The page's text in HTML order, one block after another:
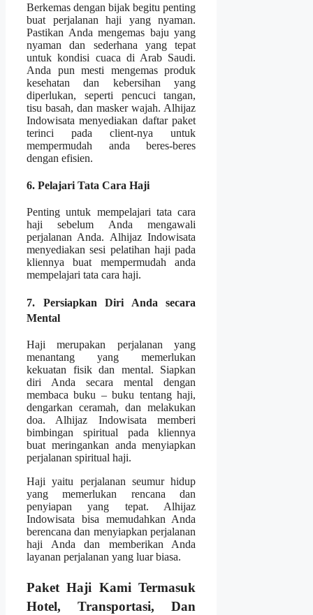
Berkemas dengan bijak begitu penting
buat perjalanan haji yang nyaman.
Pastikan Anda mengemas baju yang
nyaman dan sederhana yang tepat
untuk kondisi cuaca di Arab Saudi.
Anda pun mesti mengemas produk
kesehatan dan kebersihan yang
diperlukan, seperti pencuci tangan,
tisu basah, dan masker wajah. Alhijaz
Indowisata menyediakan daftar paket
terinci pada client-nya untuk
mempermudah anda beres-beres
dengan efisien.
6. Pelajari Tata Cara Haji
Penting untuk mempelajari tata cara
haji sebelum Anda mengawali
perjalanan Anda. Alhijaz Indowisata
menyediakan sesi pelatihan haji pada
kliennya buat mempermudah anda
mempelajari tata cara haji.
7. Persiapkan Diri Anda secara
Mental
Haji merupakan perjalanan yang
menantang yang memerlukan
kekuatan fisik dan mental. Siapkan
diri Anda secara mental dengan
membaca buku – buku tentang haji,
dengarkan ceramah, dan melakukan
doa. Alhijaz Indowisata memberi
bimbingan spiritual pada kliennya
buat meringankan anda menyiapkan
perjalanan spiritual haji.
Haji yaitu perjalanan seumur hidup
yang memerlukan rencana dan
penyiapan yang tepat. Alhijaz
Indowisata bisa memudahkan Anda
berencana dan menyiapkan perjalanan
haji Anda dan memberikan Anda
layanan perjalanan yang luar biasa.
Paket Haji Kami Termasuk
Hotel, Transportasi, Dan